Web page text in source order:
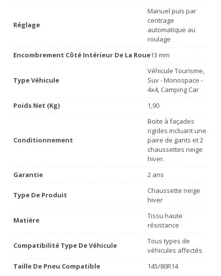
Réglage
Manuel puis par
centrage
automatique au
roulage
Encombrement Côté Intérieur De La Roue13 mm
Type Véhicule
Véhicule Tourisme,
Suv - Monospace -
4x4, Camping Car
Poids Net (Kg)
1,90
Conditionnement
Boite à façades
rigides incluant une
paire de gants et 2
chaussettes neige
hiver.
Garantie
2 ans
Type De Produit
Chaussette neige
hiver
Matière
Tissu haute
résistance
Compatibilité Type De Véhicule
Tous types de
véhicules affectés
Taille De Pneu Compatible
145/80R14